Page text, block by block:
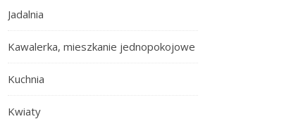
Jadalnia
Kawalerka, mieszkanie jednopokojowe
Kuchnia
Kwiaty